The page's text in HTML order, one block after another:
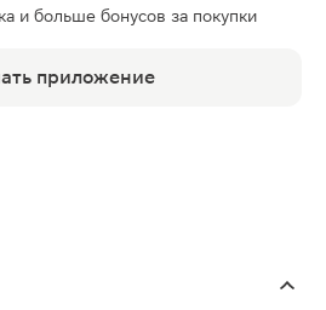
и больше бонусов за покупки
приложение